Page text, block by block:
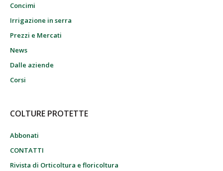
Concimi
Irrigazione in serra
Prezzi e Mercati
News
Dalle aziende
Corsi
COLTURE PROTETTE
Abbonati
CONTATTI
Rivista di Orticoltura e floricoltura